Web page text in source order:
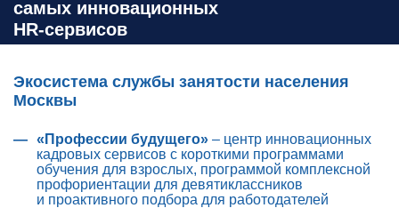
самых инновационных
HR‑сервисов
Экосистема службы занятости населения
Москвы
«Профессии будущего» – центр инновационных
кадровых сервисов с короткими программами
обучения для взрослых, программой комплексной
профориентации для девятиклассников
и проактивного подбора для работодателей